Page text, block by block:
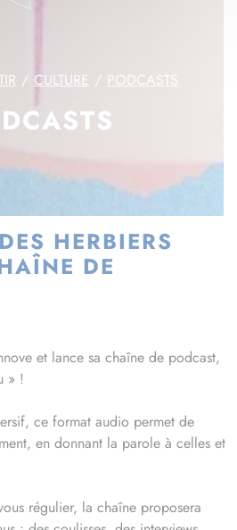
CULTURE PODCASTS
HERBIERS
DE
et lance sa chaîne de podcast,
» !
ce format audio permet de
en donnant la parole à celles et
régulier, la chaîne proposera